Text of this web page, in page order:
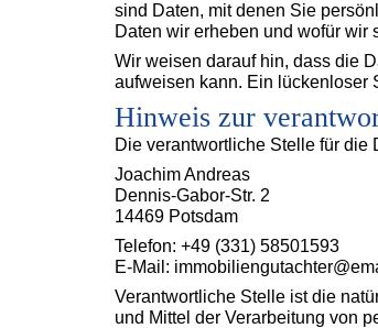
sind Daten, mit denen Sie
Daten wir erheben und wofür wir
Wir weisen darauf hin, dass die
aufweisen kann. Ein lückenloser
Hinweis zur
Die verantwortliche Stelle für die
Joachim Andreas
Dennis-Gabor-Str. 2
14469 Potsdam
Telefon: +49 (331) 58501593
E-Mail:
Verantwortliche Stelle ist die
und Mittel der Verarbeitung von